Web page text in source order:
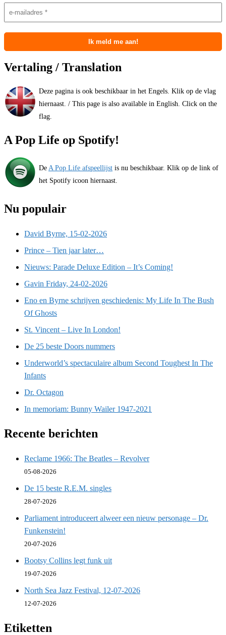
Vertaling / Translation
Deze pagina is ook beschikbaar in het Engels. Klik op de vlag
hiernaast. / This page is also available in English. Click on the
flag.
A Pop Life op Spotify!
De A Pop Life afspeellijst is nu beschikbaar. Klik op de link of
het Spotify icoon hiernaast.
Nu populair
David Byrne, 15-02-2026
Prince – Tien jaar later…
Nieuws: Parade Deluxe Edition – It’s Coming!
Gavin Friday, 24-02-2026
Eno en Byrne schrijven geschiedenis: My Life In The Bush
Of Ghosts
St. Vincent – Live In London!
De 25 beste Doors nummers
Underworld’s spectaculaire album Second Toughest In The
Infants
Dr. Octagon
In memoriam: Bunny Wailer 1947-2021
Recente berichten
Reclame 1966: The Beatles – Revolver
05-08-2026
De 15 beste R.E.M. singles
28-07-2026
Parliament introduceert alweer een nieuw personage – Dr.
Funkenstein!
20-07-2026
Bootsy Collins legt funk uit
19-07-2026
North Sea Jazz Festival, 12-07-2026
12-07-2026
Etiketten